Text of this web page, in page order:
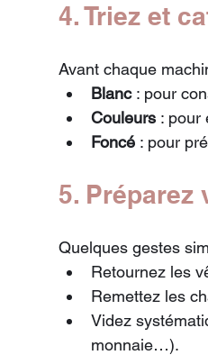
4. Triez et
Avant chaque
Blanc : pour
Couleurs : pour
Foncé : pour
5. Préparez
Quelques gestes
Retournez les
Remettez les
Videz
monnaie…).